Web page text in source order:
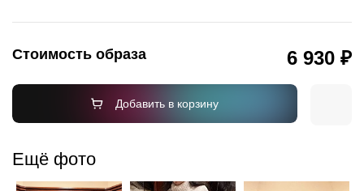
Стоимость образа 6 930 ₽
Добавить в корзину
Ещё фото